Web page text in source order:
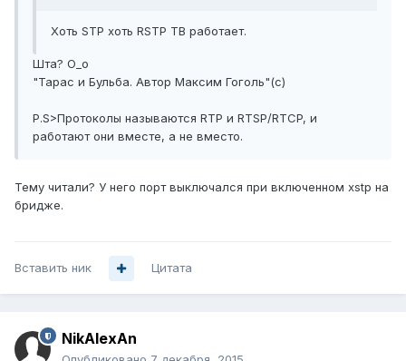
Хоть STP хоть RSTP ТВ работает.
Шта? О_о
"Тарас и Бульба. Автор Максим Гоголь"(с)
P.S>Протоколы называются RTP и RTSP/RTCP, и
работают они вместе, а не вместо.
Тему читали? У него порт выключался при включенном xstp на
бридже.
Вставить ник Цитата
NikAlexAn